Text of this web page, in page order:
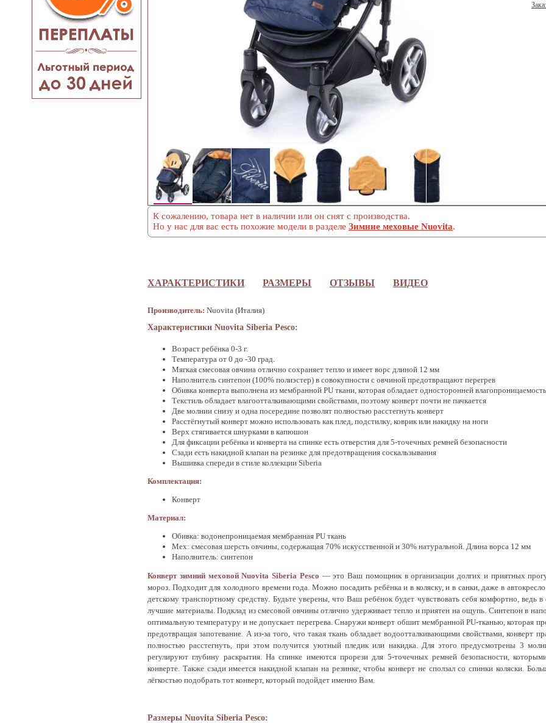
К сожалению, товара нет в наличии или он снят с производства.
Но у нас для вас есть похожие модели в разделе Зимние меховые Nuovita.
ХАРАКТЕРИСТИКИ РАЗМЕРЫ ОТЗЫВЫ ВИДЕО
Производитель: Nuovita (Италия)
Характеристики Nuovita Siberia Pesco:
Возраст ребёнка 0-3 г.
Температура от 0 до -30 град.
Мягкая смесовая овчина отлично сохраняет тепло и имеет ворс длиной 12 мм
Наполнитель синтепон (100% полиэстер) в совокупности с овчиной предотвращают перегрев
Обивка конверта выполнена из мембранной PU ткани, которая обладает односторонней
Текстиль обладает влагоотталкивающими свойствами, поэтому конверт почти не пачкается
Две молнии снизу и одна посередине позволят полностью расстегнуть конверт
Расстёгнутый конверт можно использовать как плед, подстилку, коврик или накидку на ноги
Верх стягивается шнурками в капюшон
Для фиксации ребёнка и конверта на спинке есть отверстия для 5-точечных ремней безопасности
Сзади есть накидной клапан на резинке для предотвращения соскальзывания
Вышивка спереди в стиле коллекции Siberia
Комплектация:
Конверт
Материал:
Обивка: водонепроницаемая мембранная PU ткань
Мех: смесовая шерсть овчины, содержащая 70% искусственной и 30% натуральной. Длина ворса 12 мм
Наполнитель: синтепон
Конверт зимний меховой Nuovita Siberia Pesco — это Ваш помощник в организации долгих и приятных
мороз. Подходит для холодного времени года. Можно посадить ребёнка и в коляску, и в санки, даже в
детскому транспортному средству. Будьте уверены, что Ваш ребёнок будет чувствовать себя комфортно, ведь
лучшие материалы. Подклад из смесовой овчины отлично удерживает тепло и приятен на ощупь. Синтепон в
оптимальную температуру и не допускает перегрева. Снаружи конверт обшит мембранной PU-тканью, которая
предотвращая запотевание. А из-за того, что такая ткань обладает водоотталкивающими свойствами, конверт
полностью расстегнуть, при этом получится уютный пледик или накидка. Для этого предусмотрены 3
регулируют глубину раскрытия. На спинке имеются прорези для 5-точечных ремней безопасности,
конверте. Также сзади имеется накидной клапан на резинке, чтобы конверт не сползал со спинки коляски.
лёгкостью подобрать тот конверт, который подойдет именно Вам.
Размеры Nuovita Siberia Pesco: